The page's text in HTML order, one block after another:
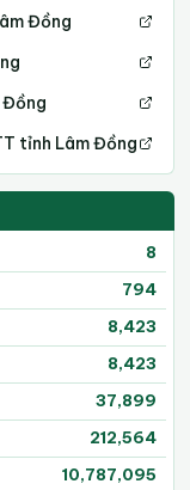
Đồng
Đồng
tỉnh Lâm Đồng
8
794
8,423
8,423
37,899
212,564
10,787,095